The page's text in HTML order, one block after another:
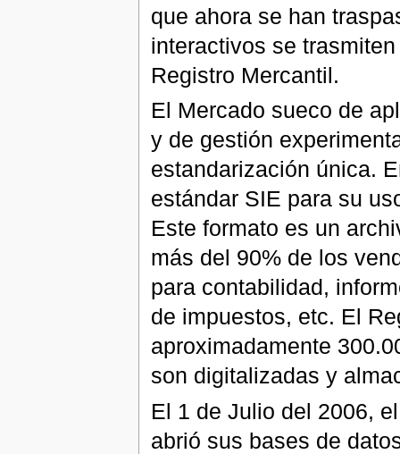
que ahora se han
interactivos se
Registro Mercantil.
El Mercado sueco de
y de gestión
estandarización única.
estándar SIE para su
Este formato es un
más del 90% de los
para contabilidad,
de impuestos, etc. El
aproximadamente
son digitalizadas y
El 1 de Julio del 2006,
abrió sus bases de